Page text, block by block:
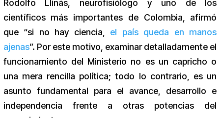
Rodolfo Llinás, neurofisiólogo y uno de los
científicos más importantes de Colombia, afirmó
que “si no hay ciencia, el país queda en manos
ajenas”. Por este motivo, examinar detalladamente el
funcionamiento del Ministerio no es un capricho o
una mera rencilla política; todo lo contrario, es un
asunto fundamental para el avance, desarrollo e
independencia frente a otras potencias del